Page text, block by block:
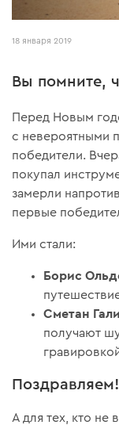
18 января 2019
Вы помните,
Перед Новым
с невероятными
победители.
покупал
замерли
первые
Ими стали:
Борис
Сметан
получают
Поздравляем!
А для тех, кто не